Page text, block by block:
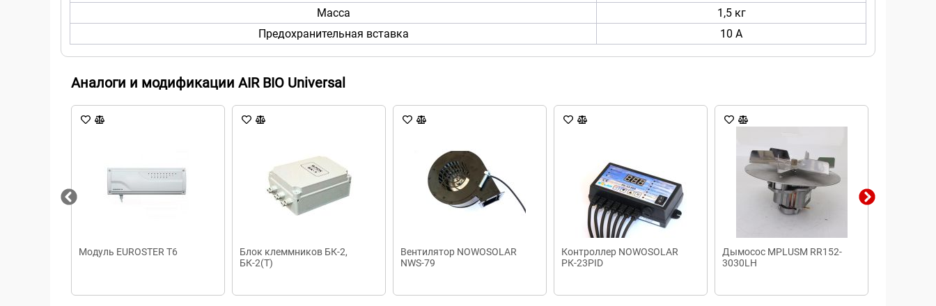
Масса
1,5 кг
Предохранительная вставка
10 А
Аналоги и модификации AIR BIO Universal
Модуль EUROSTER T6
Блок клеммников БК-2,
БК-2(Т)
Вентилятор NOWOSOLAR
NWS-79
Контроллер NOWOSOLAR
РК-23PID
Дымосос MPLUSM RR152-
3030LH